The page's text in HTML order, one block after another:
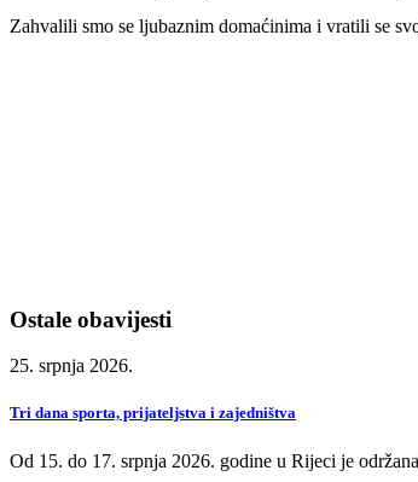
Zahvalili smo se ljubaznim domaćinima i vratili se
Ostale obavijesti
25. srpnja 2026.
Tri dana sporta, prijateljstva i zajedništva
Od 15. do 17. srpnja 2026. godine u Rijeci je